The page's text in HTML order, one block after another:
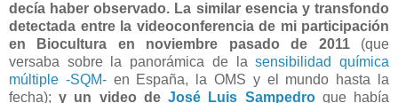
decía haber observado. La similar esencia y transfondo
detectada entre la videoconferencia de mi participación
en Biocultura en noviembre pasado de 2011(que
versaba sobre la panorámica de lasensibilidad química
múltiple -SQM-en España, la OMS y el mundo hasta la
fecha);y un video deJosé Luis Sampedroque había